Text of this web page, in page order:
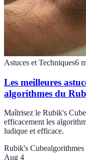
Astuces et Techniques6
Les meilleures
algorithmes du
Maîtrisez le Rubik's
efficacement les
ludique et efficace.
Rubik's Cubealgorithmes
Aug 4